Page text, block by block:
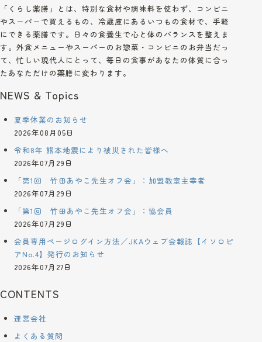
「くらし薬膳」とは、特別な食材や調味料を使わず、コンビニ
やスーパーで買えるもの、冷蔵庫にあるいつもの食材で、手軽
にできる薬膳です。日々の食養生で心と体のバランスを整えま
す。外食メニューやスーパーのお惣菜・コンビニのお弁当だっ
て、忙しい現代人にとって、毎日の食事があなたの体質に合っ
たあなただけの薬膳に変わります。
NEWS & Topics
夏季休業のお知らせ
2026年08月05日
令和8年 熊本地震により被災された皆様へ
2026年07月29日
「第1回 竹田あやこ先生オフ会」：加盟教室主宰者
2026年07月29日
「第1回 竹田あやこ先生オフ会」：協会員
2026年07月29日
会員専用ページログイン方法／JKAウェブ会報誌【イソロピ
アNo.4】発行のお知らせ
2026年07月27日
CONTENTS
運営会社
よくある質問